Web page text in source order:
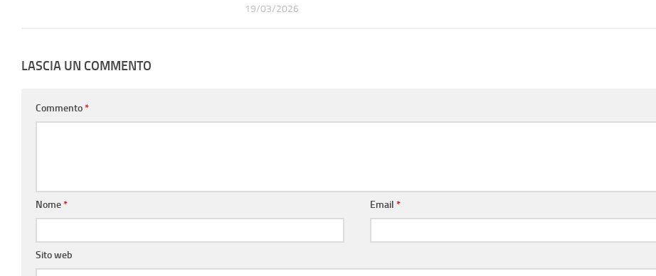
19/03/2026
LASCIA UN COMMENTO
Commento*
Nome* Email*
Sito web